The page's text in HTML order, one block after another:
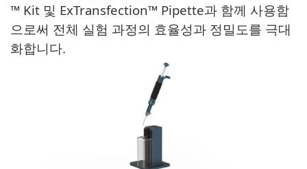
™ Kit 및 ExTransfection™ Pipette과 함께 사용함
으로써 전체 실험 과정의 효율성과 정밀도를 극대
화합니다.